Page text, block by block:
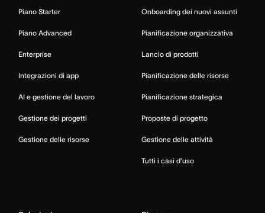
Piano Starter
Piano Advanced
Enterprise
Integrazioni di app
AI e gestione del lavoro
Gestione dei progetti
Gestione delle risorse
Onboarding dei nuovi assunti
Pianificazione organizzativa
Lancio di prodotti
Pianificazione delle risorse
Pianificazione strategica
Proposte di progetto
Gestione delle attività
Tutti i casi d’uso